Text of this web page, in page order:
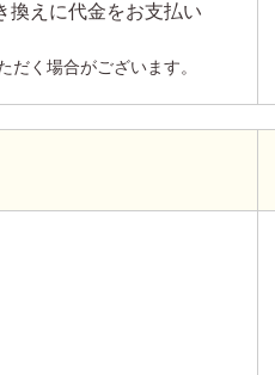
換えに代金をお支払い
く場合がございます。